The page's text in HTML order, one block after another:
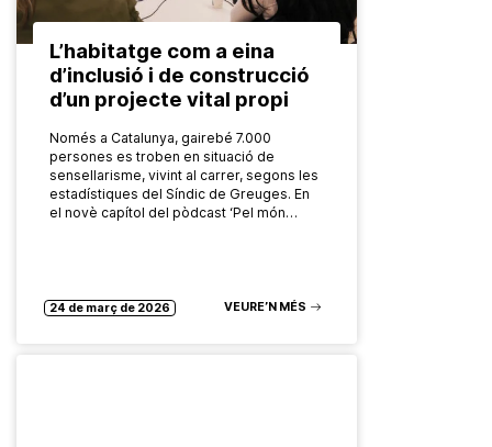
L’habitatge com a eina
d’inclusió i de construcció
d’un projecte vital propi
Només a Catalunya, gairebé 7.000
persones es troben en situació de
sensellarisme, vivint al carrer, segons les
estadístiques del Síndic de Greuges. En
el novè capítol del pòdcast ‘Pel món…
24 de març de 2026 VEURE’N MÉS